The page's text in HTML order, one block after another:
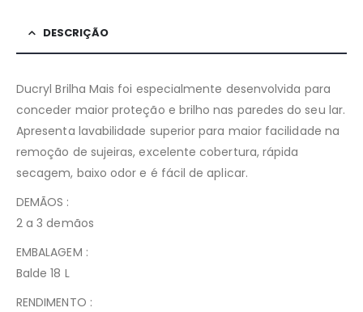
DESCRIÇÃO
Ducryl Brilha Mais foi especialmente desenvolvida para
conceder maior proteção e brilho nas paredes do seu lar.
Apresenta lavabilidade superior para maior facilidade na
remoção de sujeiras, excelente cobertura, rápida
secagem, baixo odor e é fácil de aplicar.
DEMÃOS :
2 a 3 demãos
EMBALAGEM :
Balde 18 L
RENDIMENTO :